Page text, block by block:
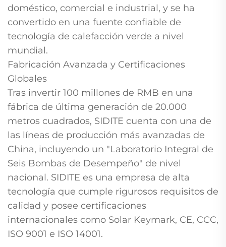
doméstico, comercial e industrial, y se ha
convertido en una fuente confiable de
tecnología de calefacción verde a nivel
mundial.
Fabricación Avanzada y Certificaciones
Globales
Tras invertir 100 millones de RMB en una
fábrica de última generación de 20.000
metros cuadrados, SIDITE cuenta con una de
las líneas de producción más avanzadas de
China, incluyendo un "Laboratorio Integral de
Seis Bombas de Desempeño" de nivel
nacional. SIDITE es una empresa de alta
tecnología que cumple rigurosos requisitos de
calidad y posee certificaciones
internacionales como Solar Keymark, CE, CCC,
ISO 9001 e ISO 14001.